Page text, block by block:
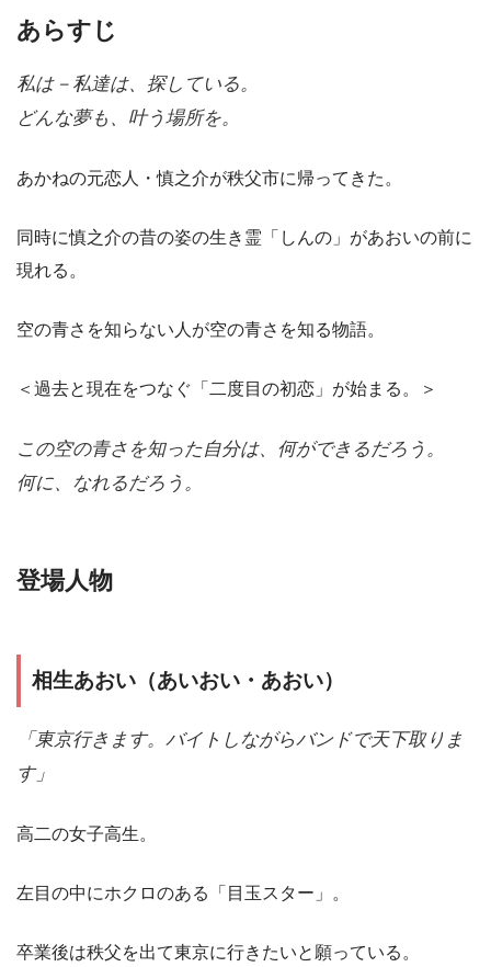
あらすじ
私は－私達は、探している。
どんな夢も、叶う場所を。
あかねの元恋人・慎之介が秩父市に帰ってきた。
同時に慎之介の昔の姿の生き霊「しんの」があおいの前に
現れる。
空の青さを知らない人が空の青さを知る物語。
＜過去と現在をつなぐ「二度目の初恋」が始まる。＞
この空の青さを知った自分は、何ができるだろう。
何に、なれるだろう。
登場人物
相生あおい（あいおい・あおい）
「東京行きます。バイトしながらバンドで天下取りま
す」
高二の女子高生。
左目の中にホクロのある「目玉スター」。
卒業後は秩父を出て東京に行きたいと願っている。